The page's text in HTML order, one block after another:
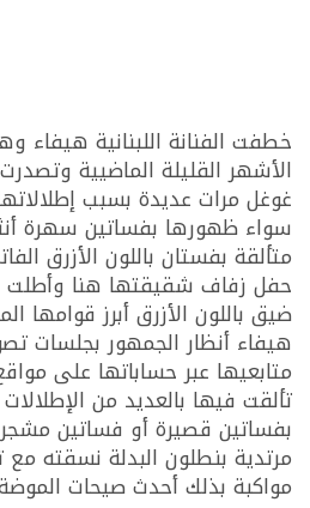
خطفت الفنانة اللبنانية هيفاء
الأشهر القليلة الماضيية
غوغل مرات عديدة بسبب
سواء ظهورها بفساتين سهرة
متألقة بفستان باللون الأزرق
حفل زفاف شقيقتها هنا وأطلت
ضيق باللون الأزرق أبرز
هيفاء أنظار الجمهور بجلسات
متابعيها عبر حساباتها على
تألقت فيها بالعديد من
بفساتين قصيرة أو فساتين
مرتدية بنطلون البدلة نسقته مع
مواكبة بذلك أحدث صيحات